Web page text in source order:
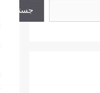
جستجو